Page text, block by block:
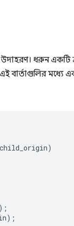
ধরুন একটি
এই
child_origin)
);
);